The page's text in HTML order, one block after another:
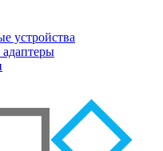
устройства